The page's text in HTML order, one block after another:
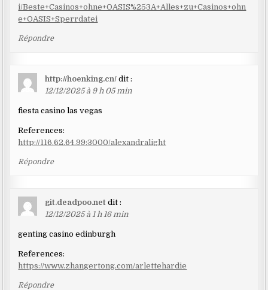
i/Beste+Casinos+ohne+OASIS%253A+Alles+zu+Casinos+ohn
e+OASIS+Sperrdatei
Répondre
http://hoenking.cn/ dit :
12/12/2025 à 9 h 05 min
fiesta casino las vegas
References:
http://116.62.64.99:3000/alexandralight
Répondre
git.deadpoo.net dit :
12/12/2025 à 1 h 16 min
genting casino edinburgh
References:
https://www.zhangertong.com/arlettehardie
Répondre